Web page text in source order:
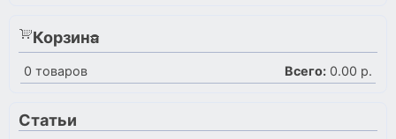
Корзина
0 товаров Всего: 0.00 р.
Статьи